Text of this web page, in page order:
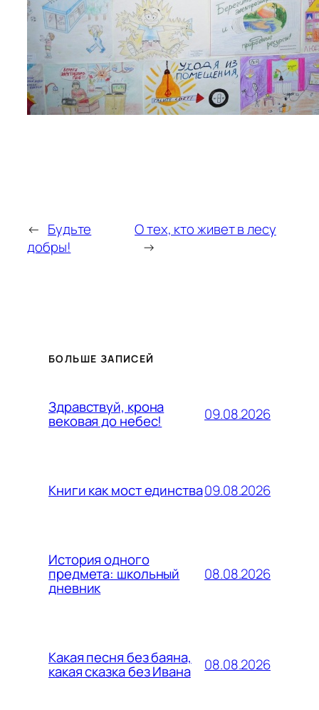
← Будьте
добры!
О тех, кто живет в лесу
→
БОЛЬШЕ ЗАПИСЕЙ
Здравствуй, крона
вековая до небес! 09.08.2026
Книги как мост единства09.08.2026
История одного
предмета: школьный
дневник
08.08.2026
Какая песня без баяна,
какая сказка без Ивана 08.08.2026